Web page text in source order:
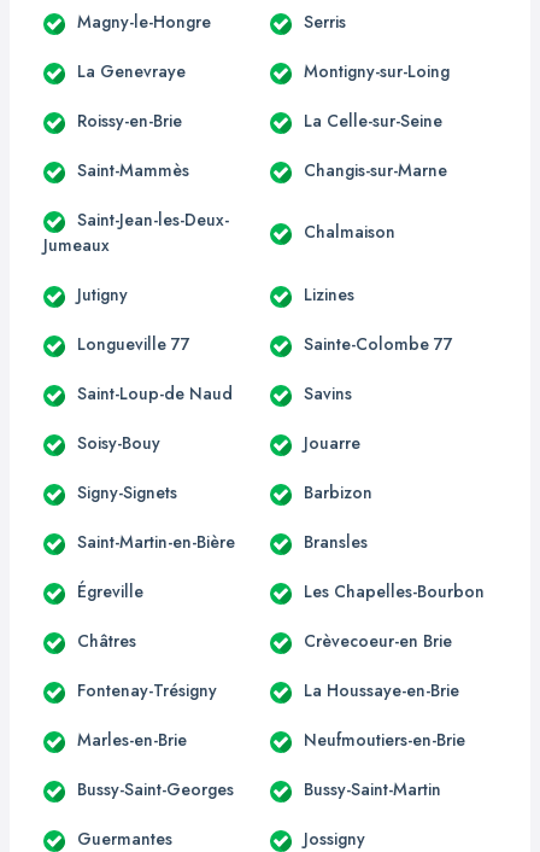
Magny-le-Hongre Serris
La Genevraye Montigny-sur-Loing
Roissy-en-Brie La Celle-sur-Seine
Saint-Mammès Changis-sur-Marne
Saint-Jean-les-Deux-
Jumeaux
Chalmaison
Jutigny Lizines
Longueville 77 Sainte-Colombe 77
Saint-Loup-de Naud Savins
Soisy-Bouy Jouarre
Signy-Signets Barbizon
Saint-Martin-en-Bière Bransles
Égreville Les Chapelles-Bourbon
Châtres Crèvecoeur-en Brie
Fontenay-Trésigny La Houssaye-en-Brie
Marles-en-Brie Neufmoutiers-en-Brie
Bussy-Saint-Georges Bussy-Saint-Martin
Guermantes Jossigny